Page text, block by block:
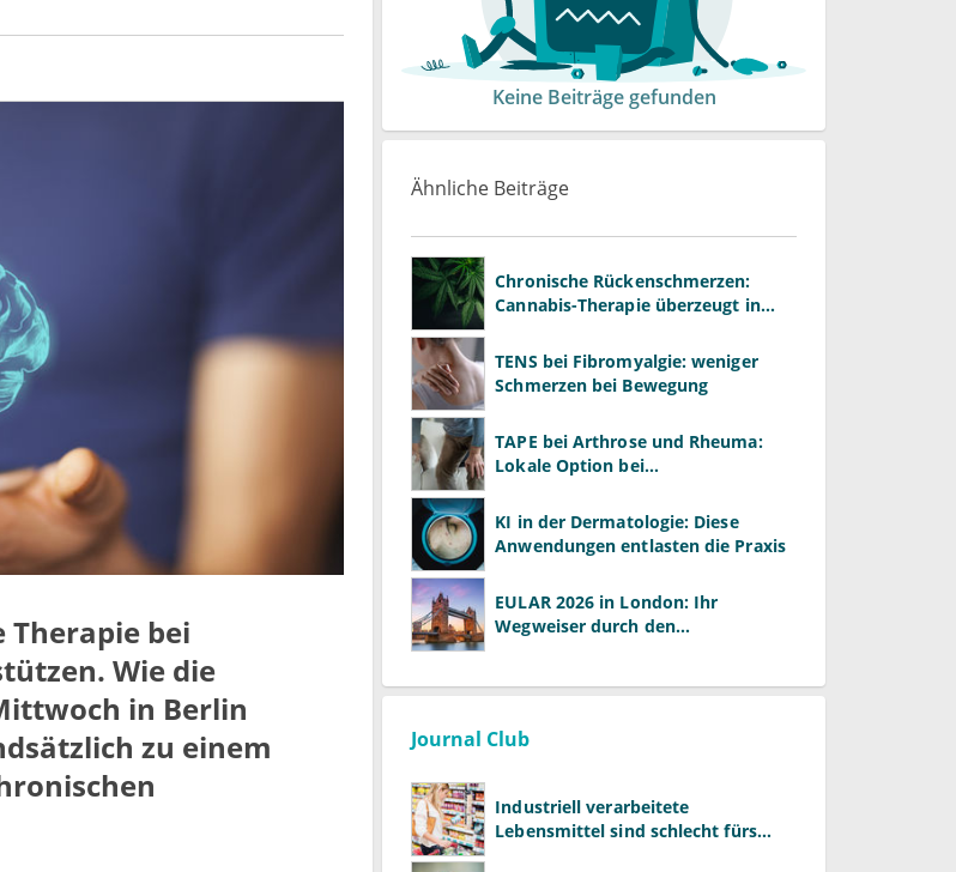
bei
Wie die
in Berlin
zu einem
Keine Beiträge gefunden
Ähnliche Beiträge
Chronische Rückenschmerzen:
Cannabis-Therapie überzeugt in
TENS bei Fibromyalgie: weniger
Schmerzen bei Bewegung
TAPE bei Arthrose und Rheuma:
Lokale Option bei
KI in der Dermatologie: Diese
Anwendungen entlasten die Praxis
EULAR 2026 in London: Ihr
Wegweiser durch den
Journal Club
Industriell verarbeitete
Lebensmittel sind schlecht fürs